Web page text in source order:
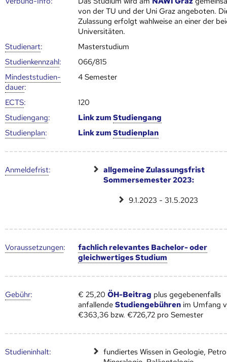
von der TU und der Uni Graz angeboten.
Zulassung erfolgt wahlweise an einer der
Universitäten.
Studienart:
Masterstudium
Studien­kenn­zahl:
066/815
Mindest­studien­
dauer:
4 Semester
ECTS:
120
Studien­gang: Link zumStudien­gang
Studien­plan: Link zumStudien­plan
Anmelde­frist:
allgemeine Zulassungsfrist
Sommersemester 2023:
9.1.2023 - 31.5.2023
Voraus­setzungen:
fachlich relevantes Bachelor- oder
gleichwertiges Studium
Gebühr: € 25,20ÖH-Beitrag plus gegebenenfalls
anfallendeStudiengebühren im Umfang
€363,36 bzw. €726,72 pro Semester
Studien­inhalt:
fundiertes Wissen in Geologie,